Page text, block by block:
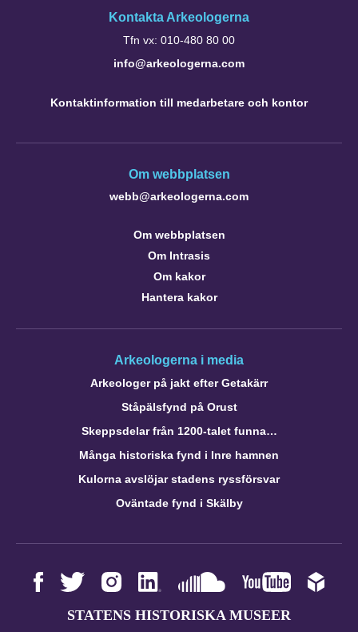
Kontakta Arkeologerna
Tfn vx: 010-480 80 00
info@arkeologerna.com
Kontaktinformation till medarbetare och kontor
Om webbplatsen
webb@arkeologerna.com
Om webbplatsen
Om Intrasis
Om kakor
Hantera kakor
Arkeologerna i media
Arkeologer på jakt efter Getakärr
Ståpälsfynd på Orust
Skeppsdelar från 1200-talet funna…
Många historiska fynd i Inre hamnen
Kulorna avslöjar stadens ryssförsvar
Oväntade fynd i Skälby
STATENS HISTORISKA MUSEER